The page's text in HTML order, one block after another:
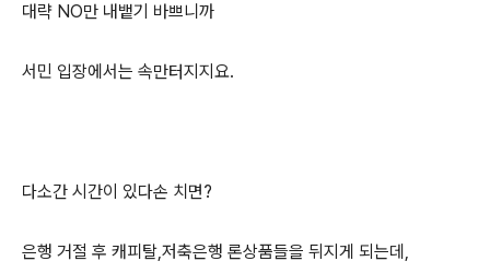
대략 NO만 내뱉기 바쁘니까
서민 입장에서는 속만터지지요.
다소간 시간이 있다손 치면?
은행 거절 후 캐피탈,저축은행 론상품들을 뒤지게 되는데,